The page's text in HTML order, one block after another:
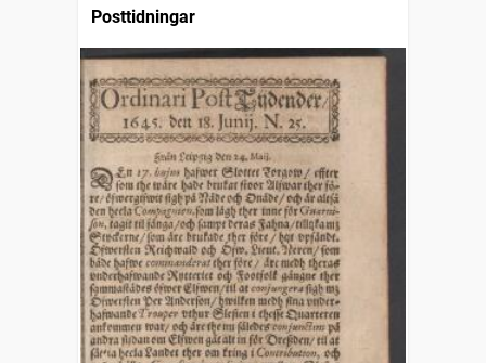
Posttidningar